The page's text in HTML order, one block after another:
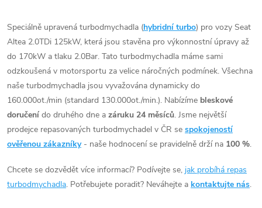
pasuje turbodmychadlo bez
jakýchkoli úprav nebo zásahů
v
l
á
d
a
c
í
p
Speciálně upravená turbodmychadla (hybridní turbo) pro vozy Seat
Altea 2.0TDi 125kW, která jsou stavěna pro výkonnostní úpravy až
do 170kW a tlaku 2.0Bar. Tato turbodmychadla máme sami
odzkoušená v motorsportu za velice náročných podmínek. Všechna
naše turbodmychadla jsou vyvažována dynamicky do
160.000ot./min (standard 130.000ot./min.). Nabízíme bleskové
doručení do druhého dne a záruku 24 měsíců. Jsme největší
prodejce repasovaných turbodmychadel v ČR se spokojeností
ověřenou zákazníky- naše hodnocení se pravidelně drží na 100 %.
Chcete se dozvědět více informací? Podívejte se, jak probíhá repas
turbodmychadla. Potřebujete poradit? Neváhejte a kontaktujte nás.